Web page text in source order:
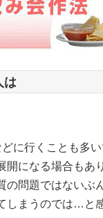
は
に行くことも多
になる場合もあ
問題ではないぶ
まうのでは…と